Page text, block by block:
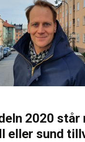
2020 står
eller sund